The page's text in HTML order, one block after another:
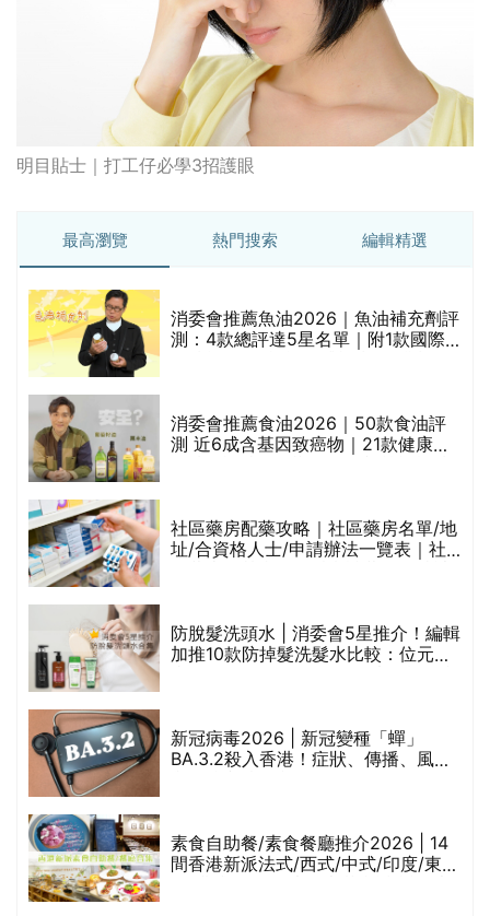
明目貼士｜打工仔必學3招護眼
最高瀏覽 熱門搜索 編輯精選
消委會推薦魚油2026｜魚油補充劑評
測：4款總評達5星名單｜附1款國際
消委會推薦食油2026｜50款食油評
測 近6成含基因致癌物｜21款健康煮
社區藥房配藥攻略｜社區藥房名單/地
址/合資格人士/申請辦法一覽表｜社
防脫髮洗頭水 | 消委會5星推介！編輯
加推10款防掉髮洗髮水比較：位元
新冠病毒2026 | 新冠變種「蟬」
BA.3.2殺入香港！症狀、傳播、風險
素食自助餐/素食餐廳推介2026 | 14
間香港新派法式/西式/中式/印度/東南